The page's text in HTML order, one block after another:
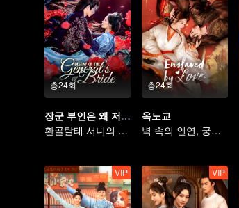
총24회
장군 부인은 왜 저럴까
환골탈태 서녀의 장군부를 향한 복수
총24회
옥노교
벽 속의 인연, 궁전의 사랑
VIP VIP